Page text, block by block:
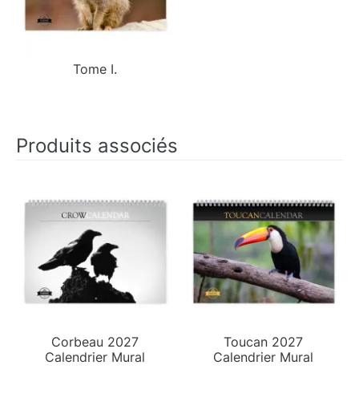
Tome I.
Produits associés
Corbeau 2027
Calendrier Mural
Toucan 2027
Calendrier Mural